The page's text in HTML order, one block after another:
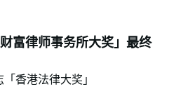
财富律师事务所大奖」最终
香港法律大奖」